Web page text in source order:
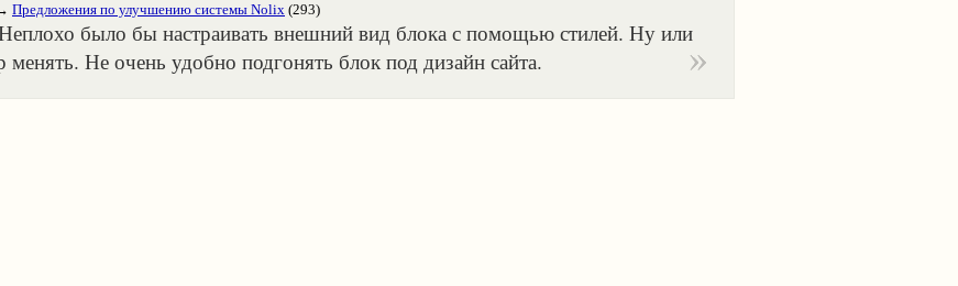
Предложения по улучшению системы Nolix (293)
Неплохо было бы настраивать внешний вид блока с помощью стилей. Ну или
менять. Не очень удобно подгонять блок под дизайн сайта.